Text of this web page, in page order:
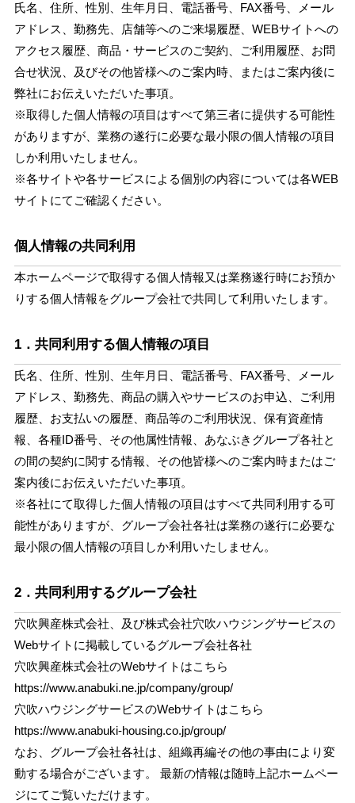
氏名、住所、性別、生年月日、電話番号、FAX番号、メール
アドレス、勤務先、店舗等へのご来場履歴、WEBサイトへの
アクセス履歴、商品・サービスのご契約、ご利用履歴、お問
合せ状況、及びその他皆様へのご案内時、またはご案内後に
弊社にお伝えいただいた事項。
※取得した個人情報の項目はすべて第三者に提供する可能性
がありますが、業務の遂行に必要な最小限の個人情報の項目
しか利用いたしません。
※各サイトや各サービスによる個別の内容については各WEB
サイトにてご確認ください。
個人情報の共同利用
本ホームページで取得する個人情報又は業務遂行時にお預か
りする個人情報をグループ会社で共同して利用いたします。
1．共同利用する個人情報の項目
氏名、住所、性別、生年月日、電話番号、FAX番号、メール
アドレス、勤務先、商品の購入やサービスのお申込、ご利用
履歴、お支払いの履歴、商品等のご利用状況、保有資産情
報、各種ID番号、その他属性情報、あなぶきグループ各社と
の間の契約に関する情報、その他皆様へのご案内時またはご
案内後にお伝えいただいた事項。
※各社にて取得した個人情報の項目はすべて共同利用する可
能性がありますが、グループ会社各社は業務の遂行に必要な
最小限の個人情報の項目しか利用いたしません。
2．共同利用するグループ会社
穴吹興産株式会社、及び株式会社穴吹ハウジングサービスの
Webサイトに掲載しているグループ会社各社
穴吹興産株式会社のWebサイトはこちら
https://www.anabuki.ne.jp/company/group/
穴吹ハウジングサービスのWebサイトはこちら
https://www.anabuki-housing.co.jp/group/
なお、グループ会社各社は、組織再編その他の事由により変
動する場合がございます。 最新の情報は随時上記ホームペー
ジにてご覧いただけます。